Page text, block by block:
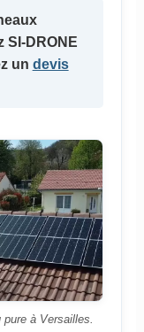
SI-DRONE
un devis
pure à Versailles.